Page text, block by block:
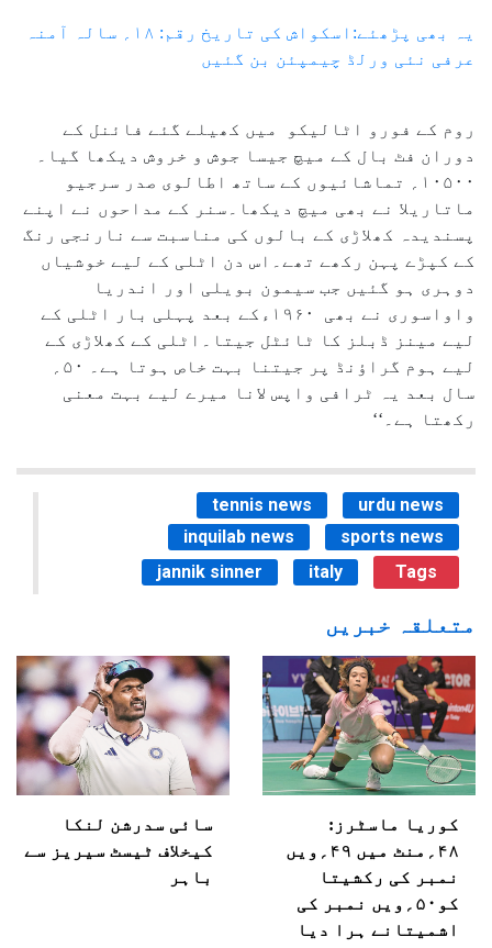
یہ بھی پڑھئے:اسکواش کی تاریخ رقم: ۱۸؍ سالہ آمنہ
عرفی نئی ورلڈ چیمپئن بن گئیں
روم کے فورو اٹالیکو میں کھیلے گئے فائنل کے
دوران فٹ بال کے میچ جیسا جوش و خروش دیکھا گیا۔
۱۰۵۰۰؍ تماشائیوں کے ساتھ اطالوی صدر سرجیو
ماتاریلا نے بھی میچ دیکھا۔سنر کے مداحوں نے اپنے
پسندیدہ کھلاڑی کے بالوں کی مناسبت سے نارنجی رنگ
کے کپڑے پہن رکھے تھے۔اس دن اٹلی کے لیے خوشیاں
دوہری ہو گئیں جب سیمون بویلی اور اندریا
واواسوری نے بھی ۱۹۶۰ءکے بعد پہلی بار اٹلی کے
لیے مینز ڈبلز کا ٹائٹل جیتا۔اٹلی کے کھلاڑی کے
سال بعد یہ ٹرافی واپس لانا میرے لیے بہت معنی
رکھتا ہے۔‘‘
tennis news
urdu news
inquilab news
sports news
jannik sinner
italy Tags
متعلقہ خبریں
کوریا ماسٹرز:
۴۸؍منٹ میں ۴۹؍ویں
نمبر کی رکشیتا
کو۵۰؍ویں نمبر کی
اشمیتانے ہرا دیا
سائی سدرشن لنکا
کیخلاف ٹیسٹ سیریز سے
باہر